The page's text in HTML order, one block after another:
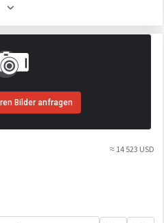
6000 mm
200 L
Bilder anfragen
≈ 14 523 USD